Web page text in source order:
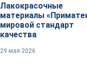
Лакокрасочные
материалы
мировой стандарт
качества
29 мая 2026